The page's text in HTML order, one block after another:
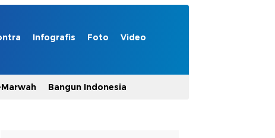
Infografis Foto Video
Bangun Indonesia